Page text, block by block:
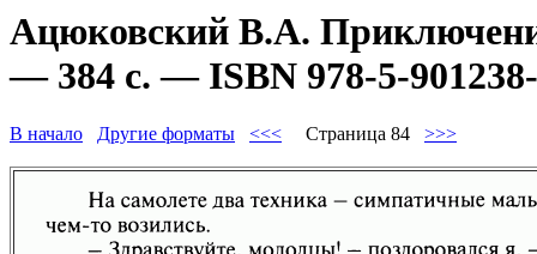
Ацюковский В.А.
— 384 с. — ISBN 978-5-
В начало Другие форматы <<< Страница 84 >>>